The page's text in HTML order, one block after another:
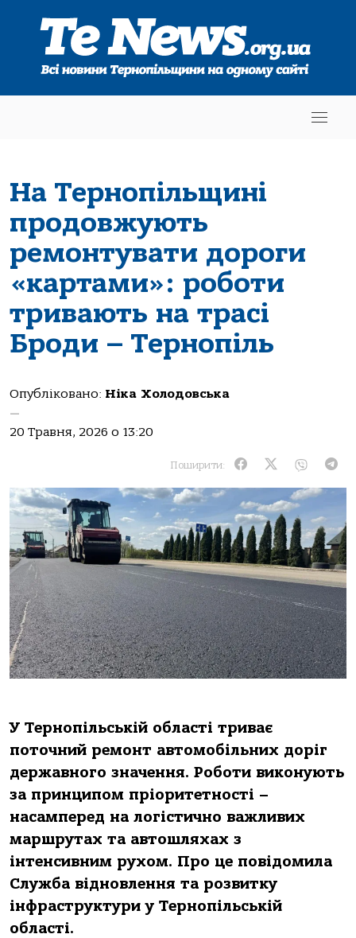
На Тернопільщині
продовжують
ремонтувати дороги
«картами»: роботи
тривають на трасі
Броди – Тернопіль
Опубліковано: Ніка Холодовська
—
20 Травня, 2026 о 13:20
Поширити:
У Тернопільській області триває
поточний ремонт автомобільних доріг
державного значення. Роботи виконують
за принципом пріоритетності –
насамперед на логістично важливих
маршрутах та автошляхах з
інтенсивним рухом. Про це повідомила
Служба відновлення та розвитку
інфраструктури у Тернопільській
області.